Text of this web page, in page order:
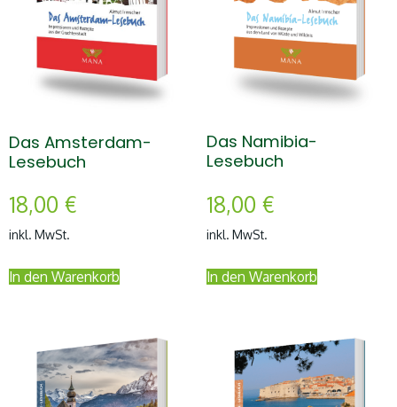
Das Amsterdam-
Lesebuch
18,00 €
inkl. MwSt.
In den Warenkorb
Das Namibia-
Lesebuch
18,00 €
inkl. MwSt.
In den Warenkorb